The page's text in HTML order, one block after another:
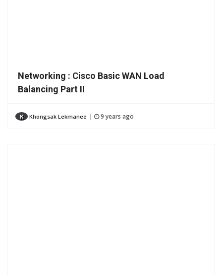
Networking : Cisco Basic WAN Load
Balancing Part II
K Khongsak Lekmanee 9 years ago